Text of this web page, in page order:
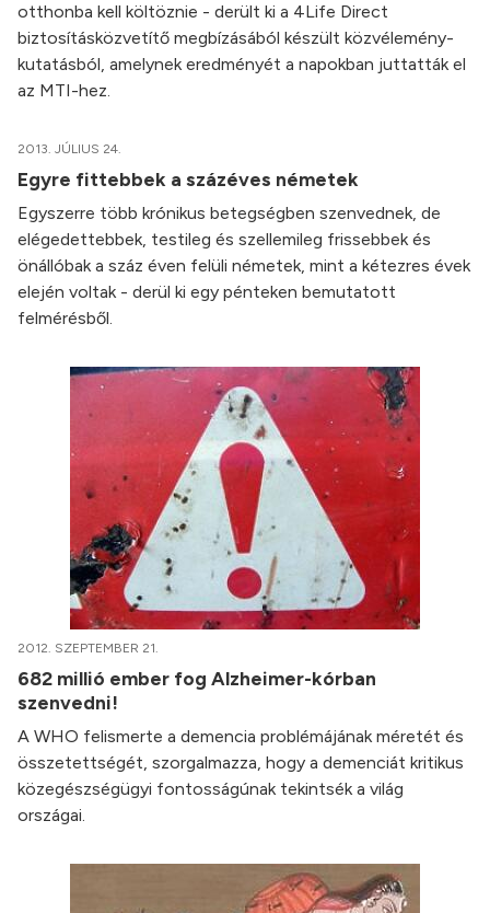
otthonba kell költöznie - derült ki a 4Life Direct
biztosításközvetítő megbízásából készült közvélemény-
kutatásból, amelynek eredményét a napokban juttatták el
az MTI-hez.
2013. JÚLIUS 24.
Egyre fittebbek a százéves németek
Egyszerre több krónikus betegségben szenvednek, de
elégedettebbek, testileg és szellemileg frissebbek és
önállóbak a száz éven felüli németek, mint a kétezres évek
elején voltak - derül ki egy pénteken bemutatott
felmérésből.
2012. SZEPTEMBER 21.
682 millió ember fog Alzheimer-kórban
szenvedni!
A WHO felismerte a demencia problémájának méretét és
összetettségét, szorgalmazza, hogy a demenciát kritikus
közegészségügyi fontosságúnak tekintsék a világ
országai.